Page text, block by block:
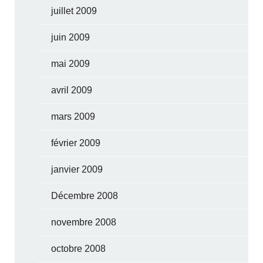
juillet 2009
juin 2009
mai 2009
avril 2009
mars 2009
février 2009
janvier 2009
Décembre 2008
novembre 2008
octobre 2008